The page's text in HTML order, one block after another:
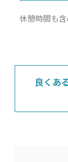
休憩時間も
良くあ